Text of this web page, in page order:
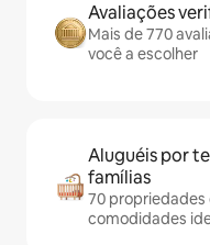
Avaliações
Mais de 770
você a escolher
Aluguéis por
famílias
70
comodidades